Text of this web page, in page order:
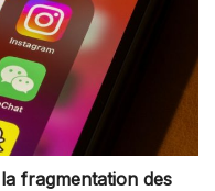
fragmentation des